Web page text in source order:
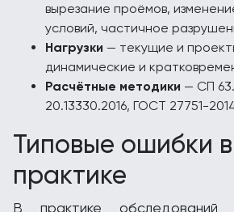
вырезание проёмов,
условий, частичное
Нагрузки — текущие и
динамические и
Расчётные методики — СП
20.13330.2016, ГОСТ 27751-
Типовые ошибки в
практике
В практике обследований